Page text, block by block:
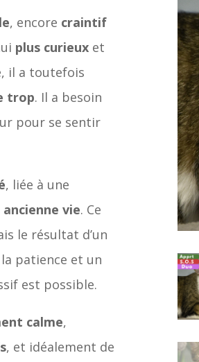
, encore craintif
plus curieux et
il a toutefois
trop. Il a besoin
pour se sentir
, liée à une
vie. Ce
le résultat d’un
patience et un
est possible.
calme,
, et idéalement de